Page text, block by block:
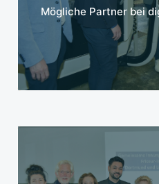
Mögliche Partner bei